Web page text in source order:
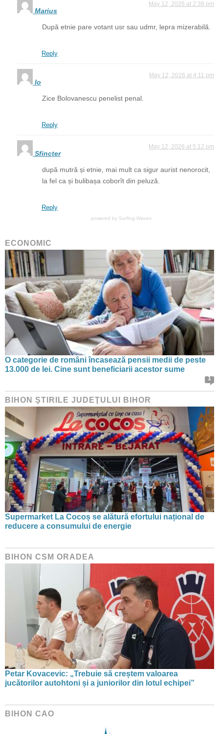
Marius
May 12, 2026 at 2:38 pm
După etnie pare votant usr sau udmr, lepra mizerabilă.
Reply
Io
May 12, 2026 at 4:11 pm
Zice Bolovanescu penelist penal.
Reply
Sfincter
May 12, 2026 at 5:12 pm
după mutră și etnie, mai mult ca sigur aurist nenorocit,
la fel ca și bulibașa coborît din peluză.
Reply
powered by Surfing Waves
ECONOMIC
O categorie de români încasează pensii medii de peste
13.000 de lei. Cine sunt beneficiarii acestor sume
1
BIHON ŞTIRILE JUDEŢULUI BIHOR
Supermarket La Cocoș se alătură efortului național de
reducere a consumului de energie
BIHON CSM ORADEA
Petar Kovacevic: „Trebuie să creștem valoarea
jucătorilor autohtoni și a juniorilor din lotul echipei”
BIHON CAO